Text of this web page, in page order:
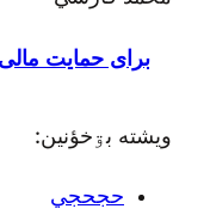
برای حمایت
ويشته بۊخؤنين:
حجحجي